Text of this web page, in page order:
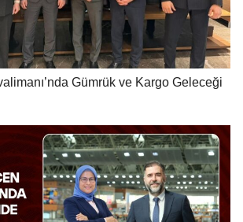
Gümrük ve Kargo Geleceği